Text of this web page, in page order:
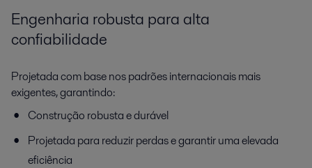
Engenharia robusta para alta
confiabilidade
Projetada com base nos padrões internacionais mais
exigentes, garantindo:
Construção robusta e durável
Projetada para reduzir perdas e garantir uma elevada
eficiência